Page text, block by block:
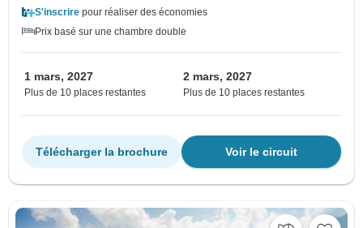
S'inscrire pour réaliser des économies
Prix basé sur une chambre double
1 mars, 2027
Plus de 10 places restantes
2 mars, 2027
Plus de 10 places restantes
Voir le circuit
Télécharger la brochure